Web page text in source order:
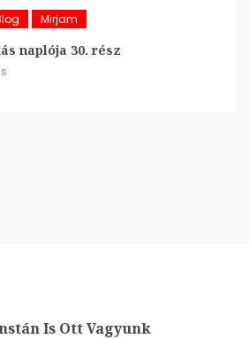
Mirjam
naplója 30. rész
Is Ott Vagyunk